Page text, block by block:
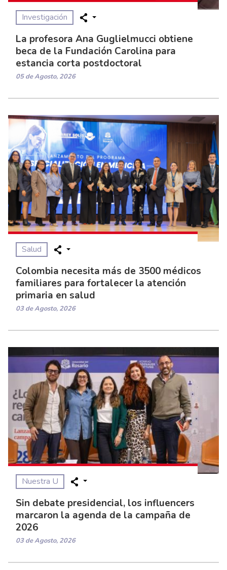
Investigación
La profesora Ana Guglielmucci obtiene
beca de la Fundación Carolina para
estancia corta postdoctoral
05 de Agosto, 2026
Salud
Colombia necesita más de 3500 médicos
familiares para fortalecer la atención
primaria en salud
03 de Agosto, 2026
Nuestra U
Sin debate presidencial, los influencers
marcaron la agenda de la campaña de
2026
03 de Agosto, 2026